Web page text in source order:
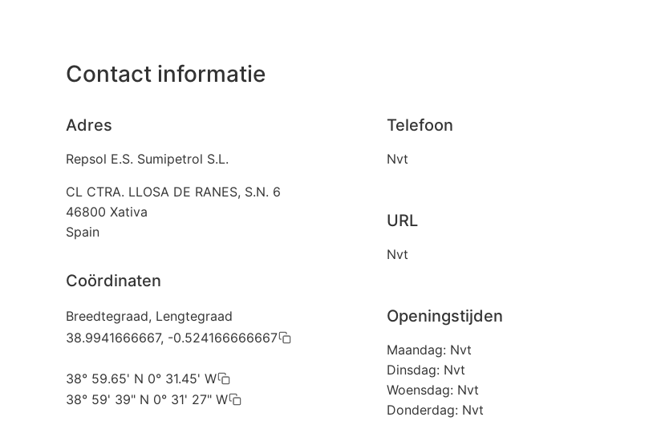
Contact informatie
Adres
Repsol E.S. Sumipetrol S.L.
CL CTRA. LLOSA DE RANES, S.N. 6
46800 Xativa
Spain
Coördinaten
Breedtegraad, Lengtegraad
38.9941666667, -0.524166666667
38° 59.65' N 0° 31.45' W
38° 59' 39" N 0° 31' 27" W
Telefoon
Nvt
URL
Nvt
Openingstijden
Maandag: Nvt
Dinsdag: Nvt
Woensdag: Nvt
Donderdag: Nvt